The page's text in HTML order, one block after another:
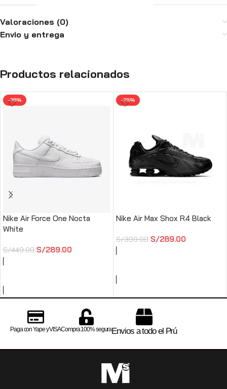
Valoraciones (0)
Envio y entrega
Productos relacionados
-36%
Nike Air Force One Nocta
White
S/449.00 S/289.00
-28%
Nike Air Max Shox R4 Black
S/399.00 S/289.00
Paga con Yape y VISACompra 100% seguraEnvios a todo el Prú